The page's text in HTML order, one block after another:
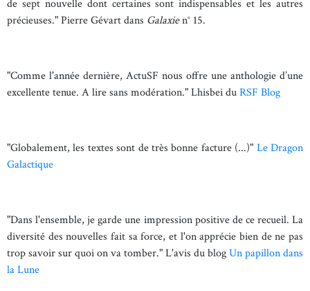
de sept nouvelle dont certaines sont indispensables et les autres
précieuses." Pierre Gévart dans Galaxien° 15.
"Comme l'année dernière, ActuSF nous offre une anthologie d’une
excellente tenue. A lire sans modération." Lhisbei duRSF Blog
"Globalement, les textes sont de très bonne facture (...)" Le Dragon
Galactique
"Dans l'ensemble, je garde une impression positive de ce recueil. La
diversité des nouvelles fait sa force, et l'on apprécie bien de ne pas
trop savoir sur quoi on va tomber." L'avis du blogUn papillon dans
la Lune